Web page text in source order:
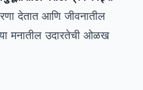
देतात आणि जीवनातील
मनातील उदारतेची ओळख